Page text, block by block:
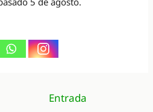
Entrada